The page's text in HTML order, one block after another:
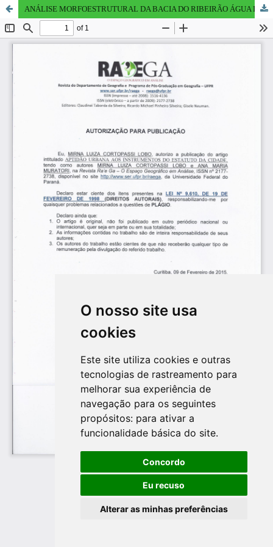
O nosso site usa
cookies
Este site utiliza cookies e outras
tecnologias de rastreamento para
melhorar sua experiência de
navegação para os seguintes
propósitos: para ativar a
funcionalidade básica do site.
Concordo
Eu recuso
Alterar as minhas preferências
ANÁLISE MORFOESTRUTURAL DA BACIA DO RIBEIRÃO ÁGUA DAS ANTAS – PR